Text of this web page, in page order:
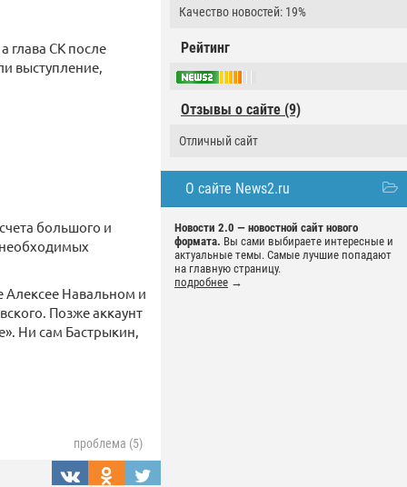
Качество новостей: 19%
Рейтинг
Отзывы о сайте (9)
Отличный сайт
О сайте News2.ru
Новости 2.0 — новостной сайт нового
формата. Вы сами выбираете интересные и
актуальные темы. Самые лучшие попадают
на главную страницу.
подробнее →
глава СК после
выступление,
большого и
Алексее Навальном и
Позже аккаунт
Ни сам Бастрыкин,
проблема (5)